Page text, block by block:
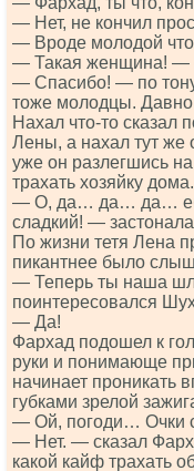
— Нет, не кончил
— Вроде молодой
— Такая женщина! —
— Спасибо! — по
тоже молодцы. Давно
Нахал что-то сказал
Лены, а нахал тут же
уже он разлегшись
трахать хозяйку дома.
— О, да… да… да…
сладкий! —
По жизни тетя Лена
пикантнее было
— Теперь ты наша
поинтересовался
— Да!
Фархад подошел к
руки и понимающе
начинает проникать
губками зрелой
— Ой, погоди… Очки
— Нет. — сказал
какой кайф трахать